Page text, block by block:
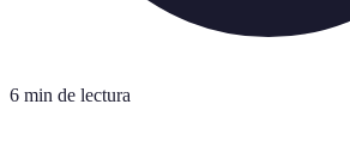
6 min de lectura